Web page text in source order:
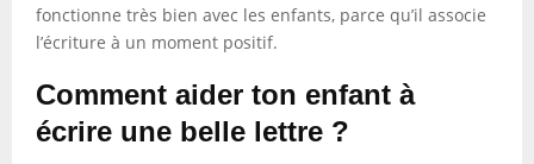
fonctionne très bien avec les enfants, parce qu’il associe
l’écriture à un moment positif.
Comment aider ton enfant à
écrire une belle lettre ?